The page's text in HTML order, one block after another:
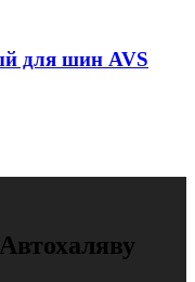
для шин AVS